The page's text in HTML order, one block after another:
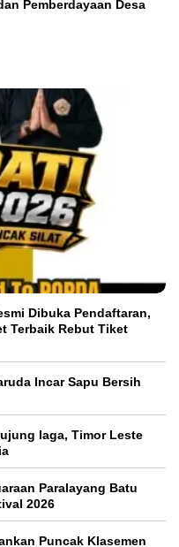
Pemberdayaan Desa
Dibuka Pendaftaran,
Terbaik Rebut Tiket
Incar Sapu Bersih
laga, Timor Leste
Paralayang Batu
2026
Puncak Klasemen